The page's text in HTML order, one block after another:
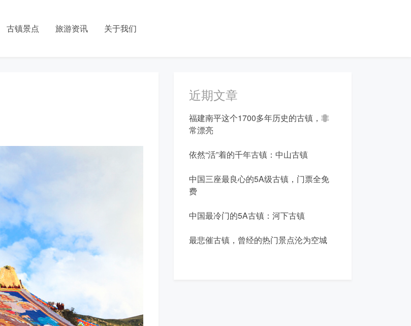
古镇景点 旅游资讯 关于我们
近期文章
福建南平这个1700多年历史的古镇，非
常漂亮
依然“活”着的千年古镇：中山古镇
中国三座最良心的5A级古镇，门票全免
费
中国最冷门的5A古镇：河下古镇
最悲催古镇，曾经的热门景点沦为空城